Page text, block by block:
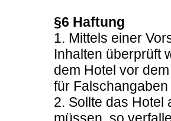
§6 Haftung
1. Mittels einer
Inhalten überprüft
dem Hotel vor
für
2. Sollte das Hotel